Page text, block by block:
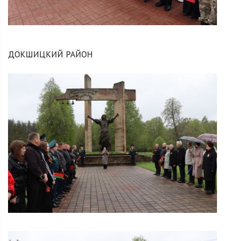
ДОКШИЦКИЙ РАЙОН